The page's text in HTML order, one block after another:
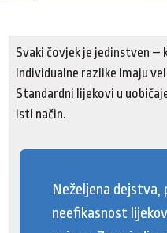
Svaki čovjek je jedinstven –
Individualne razlike imaju
Standardni lijekovi u
isti način.
Neželjena dejstva,
neefikasnost